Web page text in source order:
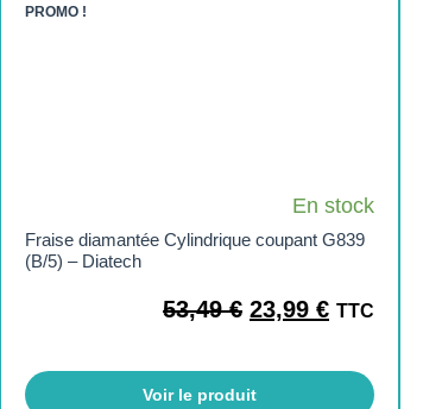
PROMO !
En stock
Fraise diamantée Cylindrique coupant G839
(B/5) – Diatech
53,49€ 23,99 € TTC
Voir le produit